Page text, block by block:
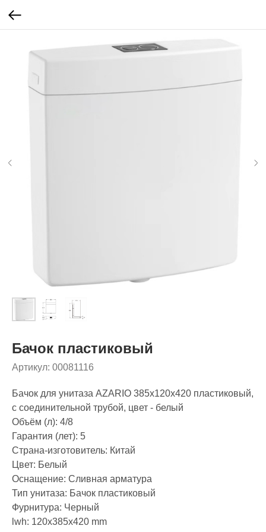
Бачок пластиковый
Артикул: 00081116
Бачок для унитаза AZARIO 385x120x420 пластиковый,
с соединительной трубой, цвет - белый
Объём (л): 4/8
Гарантия (лет): 5
Страна-изготовитель: Китай
Цвет: Белый
Оснащение: Сливная арматура
Тип унитаза: Бачок пластиковый
Фурнитура: Черный
lwh: 120x385x420 mm